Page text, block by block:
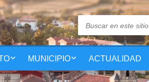
MUNICIPIO ACTUALIDAD